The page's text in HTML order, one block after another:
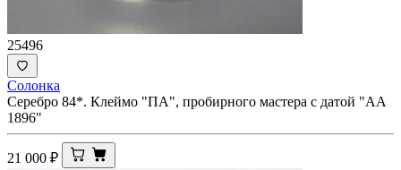
25496
Солонка
Серебро 84*. Клеймо "ПА", пробирного мастера с датой "АА
1896"
21 000 ₽